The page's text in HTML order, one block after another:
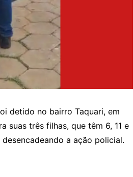
detido no bairro Taquari, em
suas três filhas, que têm 6, 11 e
a ação policial.